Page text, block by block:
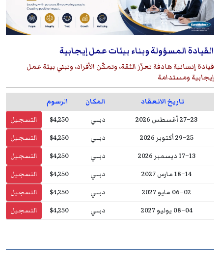
القيادة المسؤولة وبناء بيئات عمل إيجابية
قيادة إنسانية هادفة تعزّز الثقة، وتمكّن الأفراد، وتبني بيئة عمل
إيجابية ومستدامة
تاريخ الانعقاد المكان
الرسوم
23–27 أغسطس 2026
دبــي $4,250
التسجيل
25–29 أكتوبر 2026
دبــي $4,250
التسجيل
13–17 ديسمبر 2026
دبــي $4,250
التسجيل
14–18 مارس 2027
دبــي $4,250
التسجيل
02–06 مايو 2027
دبــي $4,250
التسجيل
04–08 يوليو 2027
دبــي $4,250 التسجيل